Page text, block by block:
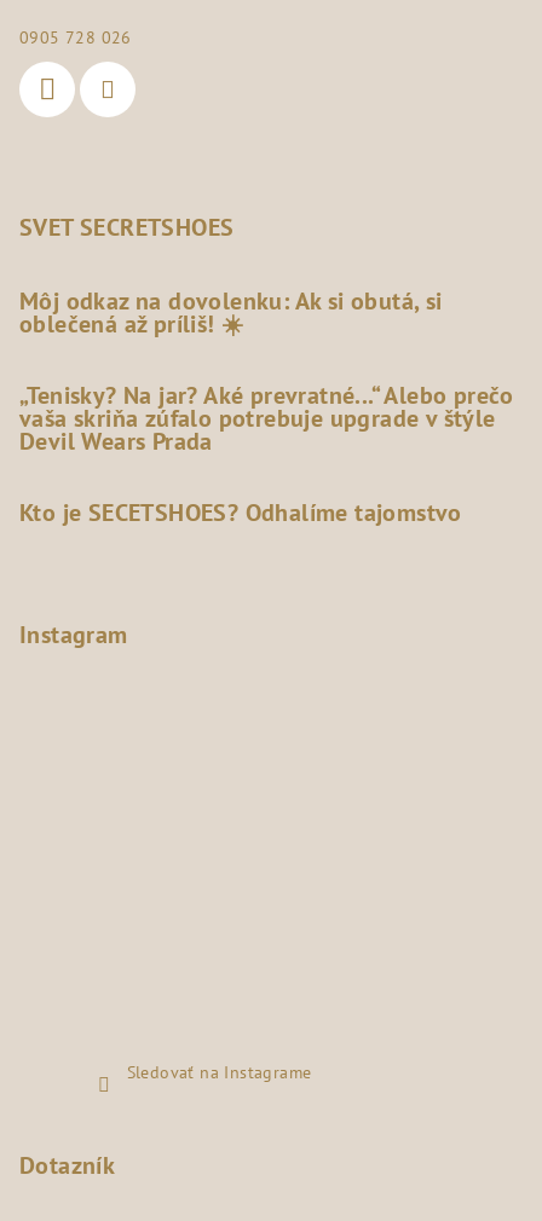
0905 728 026
SVET SECRETSHOES
Môj odkaz na dovolenku: Ak si obutá, si
oblečená až príliš! ☀️
„Tenisky? Na jar? Aké prevratné...“ Alebo prečo
vaša skriňa zúfalo potrebuje upgrade v štýle
Devil Wears Prada
Kto je SECETSHOES? Odhalíme tajomstvo
Instagram
Sledovať na Instagrame
Dotazník